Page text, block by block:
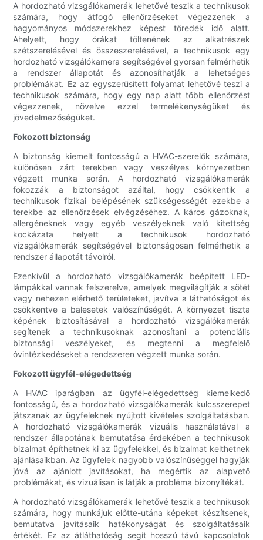
A hordozható vizsgálókamerák lehetővé teszik a technikusok
számára, hogy átfogó ellenőrzéseket végezzenek a
hagyományos módszerekhez képest töredék idő alatt.
Ahelyett, hogy órákat töltenének az alkatrészek
szétszerelésével és összeszerelésével, a technikusok egy
hordozható vizsgálókamera segítségével gyorsan felmérhetik
a rendszer állapotát és azonosíthatják a lehetséges
problémákat. Ez az egyszerűsített folyamat lehetővé teszi a
technikusok számára, hogy egy nap alatt több ellenőrzést
végezzenek, növelve ezzel termelékenységüket és
jövedelmezőségüket.
Fokozott biztonság
A biztonság kiemelt fontosságú a HVAC-szerelők számára,
különösen zárt terekben vagy veszélyes környezetben
végzett munka során. A hordozható vizsgálókamerák
fokozzák a biztonságot azáltal, hogy csökkentik a
technikusok fizikai belépésének szükségességét ezekbe a
terekbe az ellenőrzések elvégzéséhez. A káros gázoknak,
allergéneknek vagy egyéb veszélyeknek való kitettség
kockázata helyett a technikusok hordozható
vizsgálókamerák segítségével biztonságosan felmérhetik a
rendszer állapotát távolról.
Ezenkívül a hordozható vizsgálókamerák beépített LED-
lámpákkal vannak felszerelve, amelyek megvilágítják a sötét
vagy nehezen elérhető területeket, javítva a láthatóságot és
csökkentve a balesetek valószínűségét. A környezet tiszta
képének biztosításával a hordozható vizsgálókamerák
segítenek a technikusoknak azonosítani a potenciális
biztonsági veszélyeket, és megtenni a megfelelő
óvintézkedéseket a rendszeren végzett munka során.
Fokozott ügyfél-elégedettség
A HVAC iparágban az ügyfél-elégedettség kiemelkedő
fontosságú, és a hordozható vizsgálókamerák kulcsszerepet
játszanak az ügyfeleknek nyújtott kivételes szolgáltatásban.
A hordozható vizsgálókamerák vizuális használatával a
rendszer állapotának bemutatása érdekében a technikusok
bizalmat építhetnek ki az ügyfelekkel, és bizalmat kelthetnek
ajánlásaikban. Az ügyfelek nagyobb valószínűséggel hagyják
jóvá az ajánlott javításokat, ha megértik az alapvető
problémákat, és vizuálisan is látják a probléma bizonyítékát.
A hordozható vizsgálókamerák lehetővé teszik a technikusok
számára, hogy munkájuk előtte-utána képeket készítsenek,
bemutatva javításaik hatékonyságát és szolgáltatásaik
értékét. Ez az átláthatóság segít hosszú távú kapcsolatok